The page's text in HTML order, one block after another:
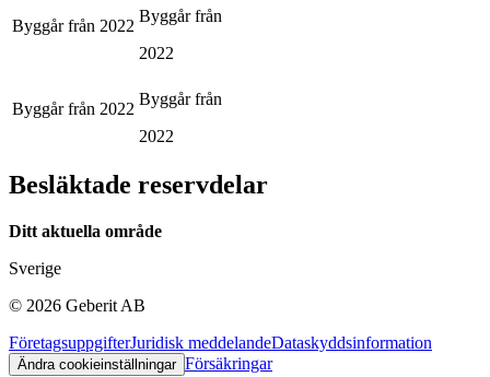
Byggår från 2022
Byggår från
2022
Byggår från 2022
Byggår från
2022
Besläktade reservdelar
Ditt aktuella område
Sverige
© 2026 Geberit AB
FöretagsuppgifterJuridisk meddelandeDataskyddsinformation
Ändra cookieinställningar Försäkringar